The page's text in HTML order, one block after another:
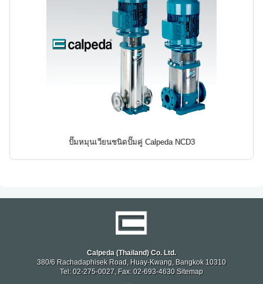
ปั๊มหมุนเวียนชนิดปั๊มคู่ Calpeda NCD3
Calpeda (Thailand) Co. Ltd.
380/6 Rachadaphisek Road, Huay-Kwang, Bangkok 10310
Tel: 02-275-0027, Fax: 02-693-4630 Sitemap